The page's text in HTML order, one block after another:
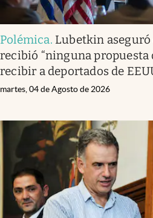
Polémica. Lubetkin
recibió “ninguna propuesta
recibir a deportados de
martes, 04 de Agosto de 2026